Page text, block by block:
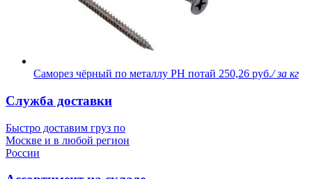
Саморез чёрный по металлу PH потай 250,26 руб./ за кг
Служба доставки
Быстро доставим груз по
Москве и в любой регион
России